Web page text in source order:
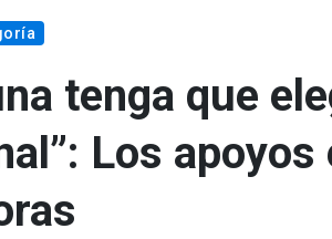
tenga que
Los apoyos